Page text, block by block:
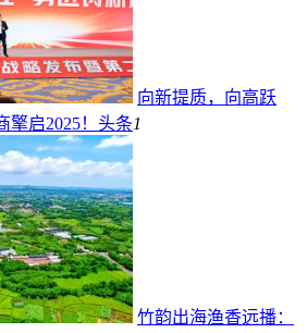
向新提质，向高跃
启2025！ 头条1
竹韵出海渔香远播：